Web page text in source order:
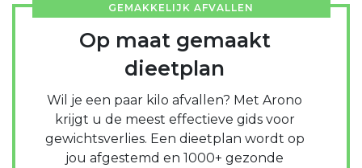
GEMAKKELIJK AFVALLEN
Op maat gemaakt
dieetplan
Wil je een paar kilo afvallen? Met Arono
krijgt u de meest effectieve gids voor
gewichtsverlies. Een dieetplan wordt op
jou afgestemd en 1000+ gezonde